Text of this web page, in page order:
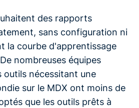
des rapports
sans configuration ni
la courbe d'apprentissage
nombreuses équipes
outils nécessitant une
sur le MDX ont moins de
que les outils prêts à